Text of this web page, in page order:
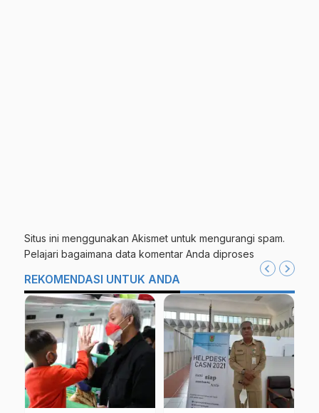
Situs ini menggunakan Akismet untuk mengurangi spam.
Pelajari bagaimana data komentar Anda diproses
REKOMENDASI UNTUK ANDA